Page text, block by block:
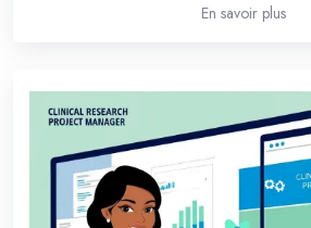
En savoir plus